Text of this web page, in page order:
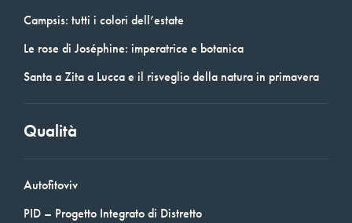
Campsis: tutti i colori dell’estate
Le rose di Joséphine: imperatrice e botanica
Santa a Zita a Lucca e il risveglio della natura in primavera
Qualità
Autofitoviv
PID – Progetto Integrato di Distretto